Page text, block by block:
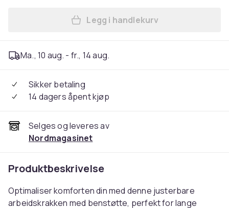
Legg Krakk med Hjul -
Legg i handlekurv
Ma., 10 aug. - fr., 14 aug.
Sikker betaling
14 dagers åpent kjøp
Selges og leveres av
Nordmagasinet
Produktbeskrivelse
Optimaliser komforten din med denne justerbare
arbeidskrakken med benstøtte, perfekt for lange